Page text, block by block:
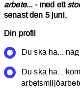
arbete... - med ett
senast den 5 juni.
Din profil
Du ska ha...
Du ska ha...